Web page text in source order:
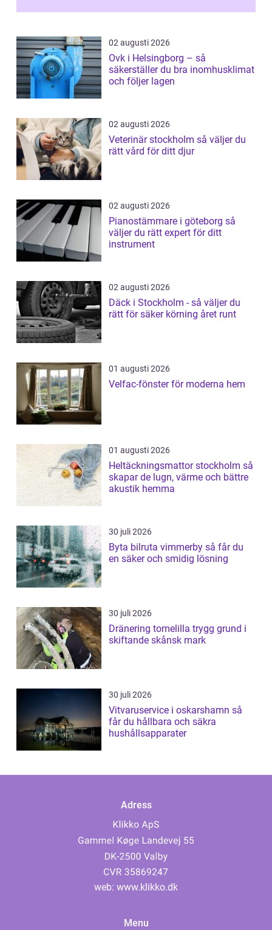
vitvaruservice en...
02 augusti 2026
Ovk i Helsingborg – så
säkerställer du bra inomhusklimat
och följer lagen
02 augusti 2026
Veterinär stockholm så väljer du
rätt vård för ditt djur
02 augusti 2026
Pianostämmare i göteborg så
väljer du rätt expert för ditt
instrument
02 augusti 2026
Däck i Stockholm - så väljer du
rätt för säker körning året runt
01 augusti 2026
Velfac-fönster för moderna hem
01 augusti 2026
Heltäckningsmattor stockholm så
skapar de lugn, värme och bättre
akustik hemma
30 juli 2026
Byta bilruta vimmerby så får du
en säker och smidig lösning
30 juli 2026
Dränering tomelilla trygg grund i
skiftande skånsk mark
30 juli 2026
Vitvaruservice i oskarshamn så
får du hållbara och säkra
hushållsapparater
Adress
web: www.klikko.dk
Menu